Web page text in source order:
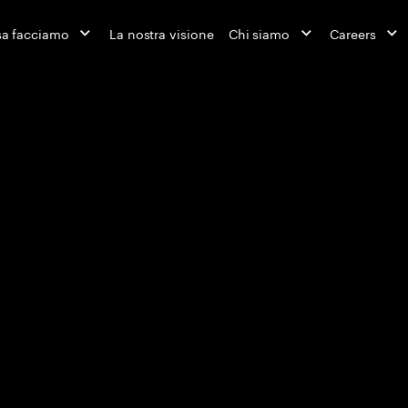
facciamo La nostra visione Chi siamo Careers